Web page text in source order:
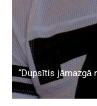
“Dupsītis jāmazgā